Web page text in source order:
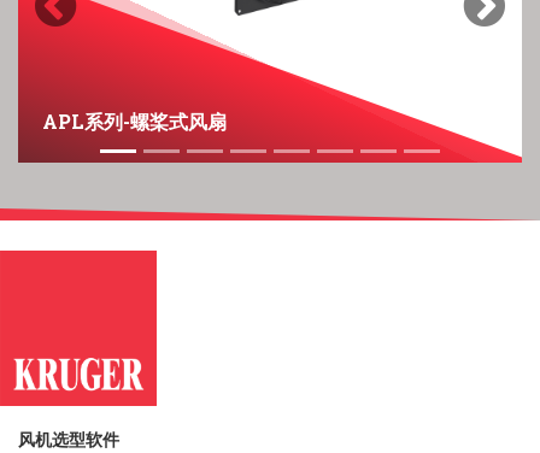
APL系列-螺桨式风扇
Previous Next
风机选型软件